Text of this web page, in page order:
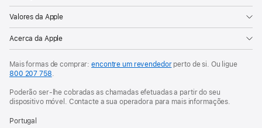
Valores da Apple
Acerca da Apple
Mais formas de comprar:encontre um revendedorperto de si. Ou ligue
800 207 758
Poderão ser-lhe cobradas as chamadas efetuadas a partir do seu
dispositivo móvel. Contacte a sua operadora para mais informações.
Portugal